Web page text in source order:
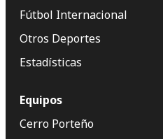
Fútbol Internacional
Otros Deportes
Estadísticas
Equipos
Cerro Porteño